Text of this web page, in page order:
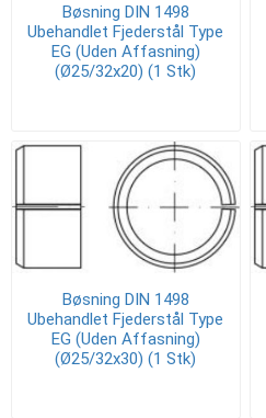
Bøsning DIN 1498
Ubehandlet Fjederstål Type
EG (Uden Affasning)
(Ø25/32x20) (1 Stk)
Bøsning DIN 1498
Ubehandlet Fjederstål Type
EG (Uden Affasning)
(Ø25/32x30) (1 Stk)